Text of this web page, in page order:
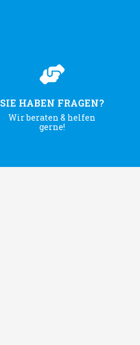
SIE HABEN FRAGEN?
Wir beraten & helfen
gerne!